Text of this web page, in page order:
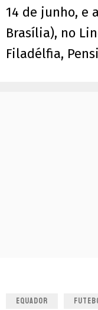
14 de junho, e
Brasília), no
Filadélfia,
EQUADOR